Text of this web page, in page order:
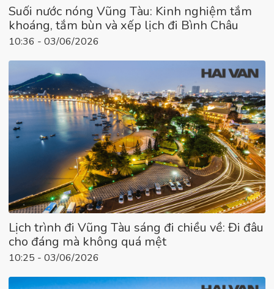
Suối nước nóng Vũng Tàu: Kinh nghiệm tắm
khoáng, tắm bùn và xếp lịch đi Bình Châu
10:36 - 03/06/2026
Lịch trình đi Vũng Tàu sáng đi chiều về: Đi đâu
cho đáng mà không quá mệt
10:25 - 03/06/2026